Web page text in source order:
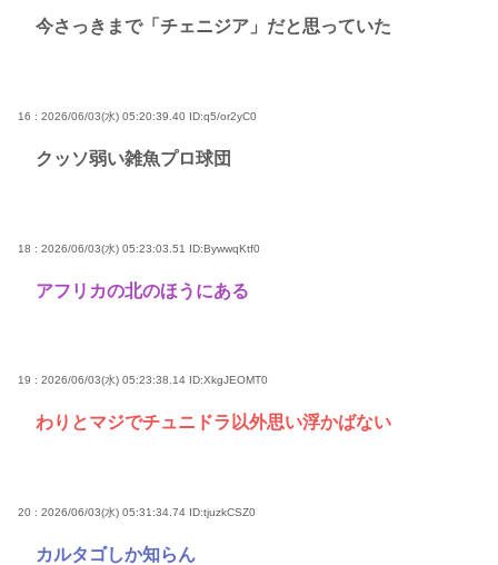
今さっきまで「チェニジア」だと思っていた
16 : 2026/06/03(水) 05:20:39.40 ID:q5/or2yC0
クッソ弱い雑魚プロ球団
18 : 2026/06/03(水) 05:23:03.51 ID:BywwqKtf0
アフリカの北のほうにある
19 : 2026/06/03(水) 05:23:38.14 ID:XkgJEOMT0
わりとマジでチュニドラ以外思い浮かばない
20 : 2026/06/03(水) 05:31:34.74 ID:tjuzkCSZ0
カルタゴしか知らん